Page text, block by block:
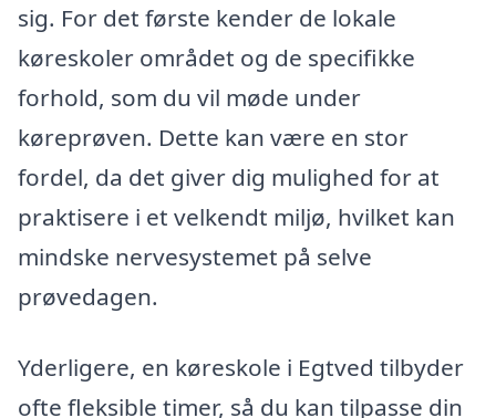
sig. For det første kender de lokale
køreskoler området og de specifikke
forhold, som du vil møde under
køreprøven. Dette kan være en stor
fordel, da det giver dig mulighed for at
praktisere i et velkendt miljø, hvilket kan
mindske nervesystemet på selve
prøvedagen.
Yderligere, en køreskole i Egtved tilbyder
ofte fleksible timer, så du kan tilpasse din